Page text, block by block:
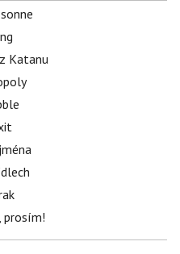
Katanu
prosím!